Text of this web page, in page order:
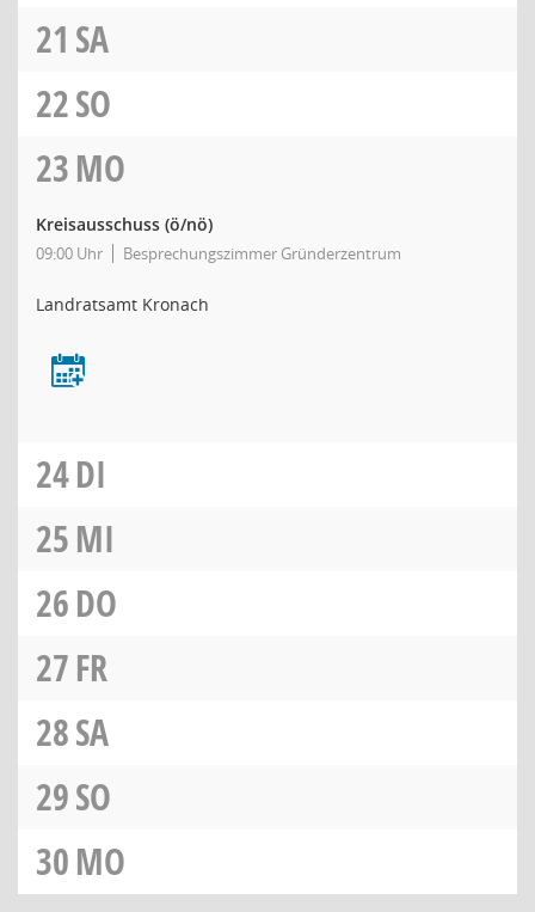
21 SA
22SO
23MO
Kreisausschuss (ö/nö)
09:00 Uhr Besprechungszimmer Gründerzentrum
Landratsamt Kronach
24DI
25MI
26DO
27FR
28SA
29SO
30MO